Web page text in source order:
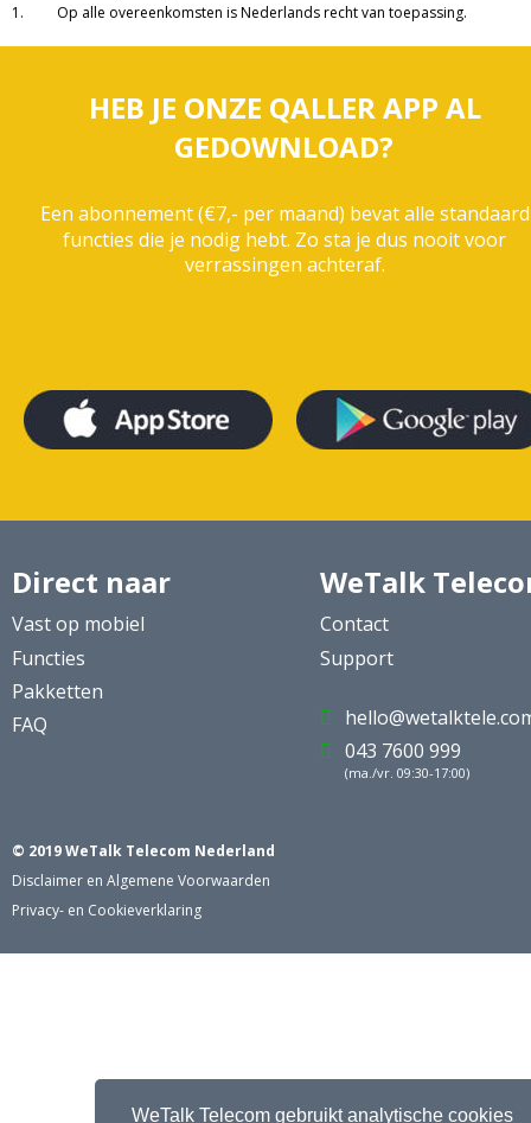
WeTalk Telecom gebruikt analytische cookies
Direct naar
Vast op mobiel
Functies
Pakketten
FAQ
WeTalk
Contact
Support


043 7600 999
(ma./vr. 09:30-17:00)
© 2019 WeTalk Telecom Nederland
Disclaimer en Algemene Voorwaarden
Privacy- en Cookieverklaring
HEB JE ONZE QALLER APP AL
GEDOWNLOAD?
Een abonnement (€7,- per maand) bevat alle
functies die je nodig hebt. Zo sta je dus nooit voor
verrassingen achteraf.
1.
Op alle overeenkomsten is Nederlands recht van toepassing.